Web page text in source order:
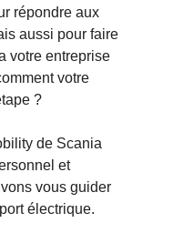
répondre aux
aussi pour faire
votre entreprise
votre
?
de Scania
et
vous guider
électrique.